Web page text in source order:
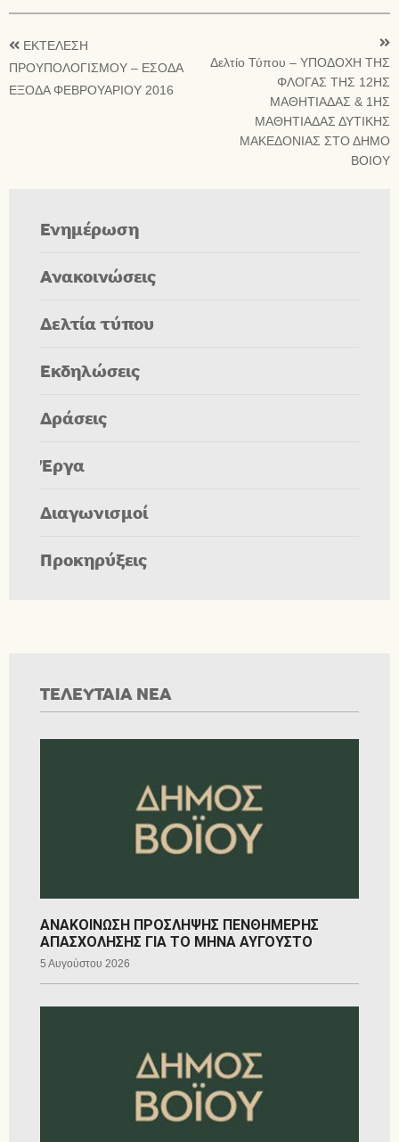
ΕΚΤΕΛΕΣΗ
ΠΡΟΥΠΟΛΟΓΙΣΜΟΥ – ΕΣΟΔΑ
ΕΞΟΔΑ ΦΕΒΡΟΥΑΡΙΟΥ 2016
Δελτίο Τύπου – ΥΠΟΔΟΧΗ ΤΗΣ
ΦΛΟΓΑΣ ΤΗΣ 12ΗΣ
ΜΑΘΗΤΙΑΔΑΣ & 1ΗΣ
ΜΑΘΗΤΙΑΔΑΣ ΔΥΤΙΚΗΣ
ΜΑΚΕΔΟΝΙΑΣ ΣΤΟ ΔΗΜΟ
ΒΟΙΟΥ
Ενημέρωση
Ανακοινώσεις
Δελτία τύπου
Εκδηλώσεις
Δράσεις
Έργα
Διαγωνισμοί
Προκηρύξεις
ΤΕΛΕΥΤΑΙΑ ΝΕΑ
ΑΝΑΚΟΙΝΩΣΗ ΠΡΟΣΛΗΨΗΣ ΠΕΝΘΗΜΕΡΗΣ
ΑΠΑΣΧΟΛΗΣΗΣ ΓΙΑ ΤΟ ΜΗΝΑ ΑΥΓΟΥΣΤΟ
5 Αυγούστου 2026